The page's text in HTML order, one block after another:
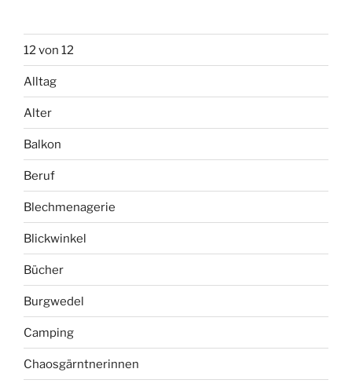
12 von 12
Alltag
Alter
Balkon
Beruf
Blechmenagerie
Blickwinkel
Bücher
Burgwedel
Camping
Chaosgärntnerinnen